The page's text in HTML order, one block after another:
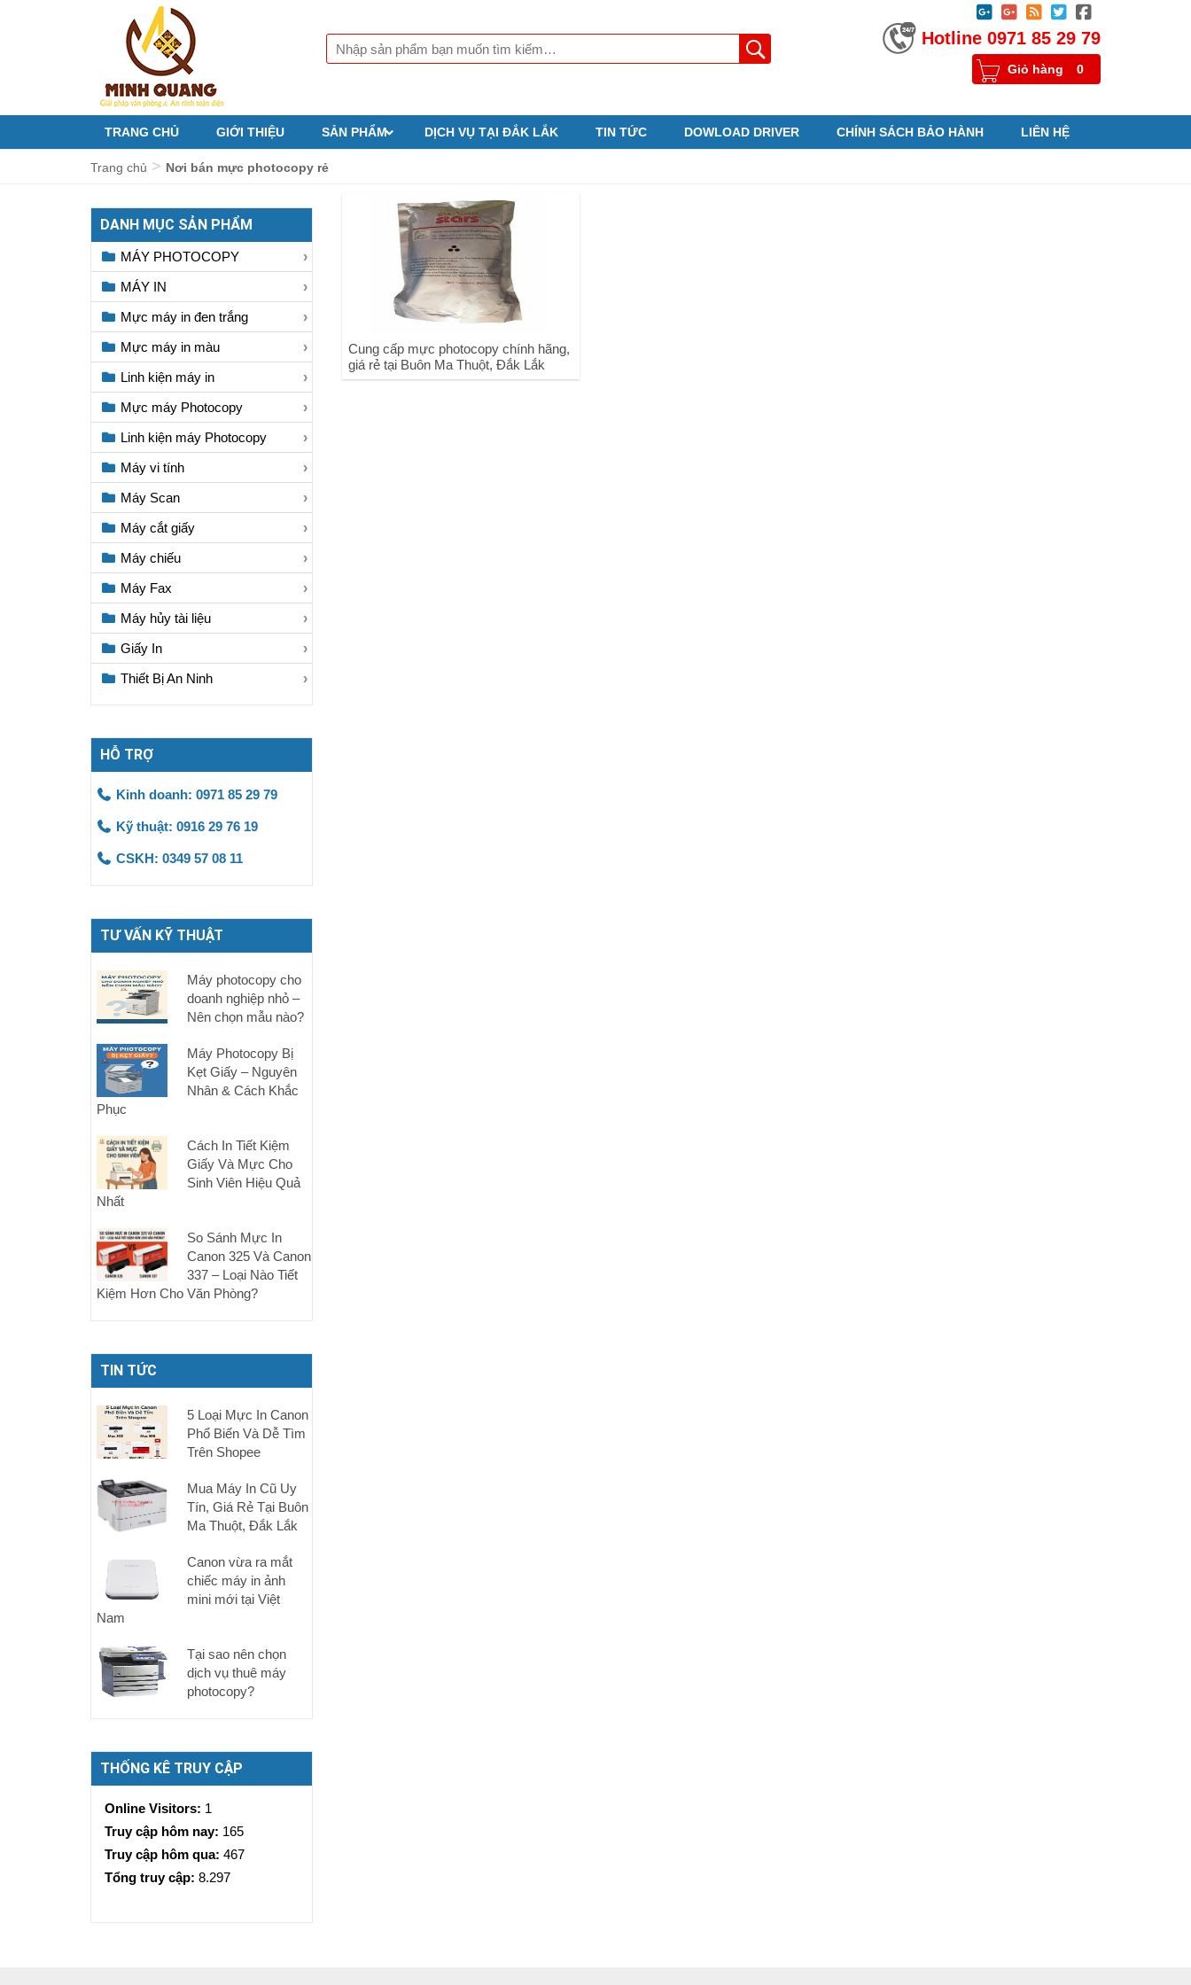





Hotline 0971 85 29 79
Giỏ hàng 0
TRANG CHỦ GIỚI THIỆU SẢN PHẨM DỊCH VỤ TẠI ĐẮK LẮK TIN TỨC DOWLOAD DRIVER CHÍNH SÁCH BẢO HÀNH LIÊN HỆ
Trang chủ > Nơi bán mực photocopy rẻ
Cung cấp mực photocopy chính hãng,
giá rẻ tại Buôn Ma Thuột, Đắk Lắk
DANH MỤC SẢN PHẨM
MÁY PHOTOCOPY
MÁY IN
Mực máy in đen trắng
Mực máy in màu
Linh kiện máy in
Mực máy Photocopy
Linh kiện máy Photocopy
Máy vi tính
Máy Scan
Máy cắt giấy
Máy chiếu
Máy Fax
Máy hủy tài liệu
Giấy In
Thiết Bị An Ninh
HỖ TRỢ
Kinh doanh: 0971 85 29 79
Kỹ thuật: 0916 29 76 19
CSKH: 0349 57 08 11
TƯ VẤN KỸ THUẬT
Máy photocopy cho
doanh nghiệp nhỏ –
Nên chọn mẫu nào?
Máy Photocopy Bị
Kẹt Giấy – Nguyên
Nhân & Cách Khắc
Phục
Cách In Tiết Kiệm
Giấy Và Mực Cho
Sinh Viên Hiệu Quả
Nhất
So Sánh Mực In
Canon 325 Và Canon
337 – Loại Nào Tiết
Kiệm Hơn Cho Văn Phòng?
TIN TỨC
5 Loại Mực In Canon
Phổ Biến Và Dễ Tìm
Trên Shopee
Mua Máy In Cũ Uy
Tín, Giá Rẻ Tại Buôn
Ma Thuột, Đắk Lắk
Canon vừa ra mắt
chiếc máy in ảnh
mini mới tại Việt
Nam
Tại sao nên chọn
dịch vụ thuê máy
photocopy?
THỐNG KÊ TRUY CẬP
Online Visitors: 1
Truy cập hôm nay: 165
Truy cập hôm qua: 467
Tổng truy cập: 8.297